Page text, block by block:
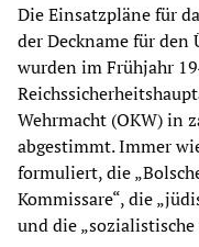
Die Einsatzpläne für
der Deckname für
wurden im Frühjahr
Wehrmacht (OKW) in
abgestimmt. Immer
formuliert, die
Kommissare“, die
und die